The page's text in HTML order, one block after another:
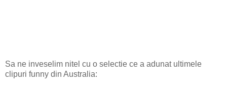
Sa ne inveselim nitel cu o selectie ce a adunat ultimele
clipuri funny din Australia: